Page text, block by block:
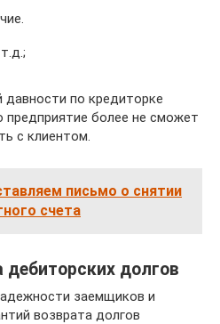
по кредиторке
предприятие более не сможет
с клиентом.
письмо о снятии
счета
долгов
заемщиков и
возврата долгов